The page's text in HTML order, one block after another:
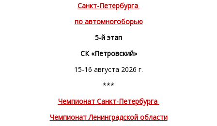
Санкт-Петербурга
по автомногоборью
5-й этап
СК «Петровский»
15-16 августа 2026 г.
***
Чемпионат Санкт-Петербурга
Чемпионат Ленинградской области